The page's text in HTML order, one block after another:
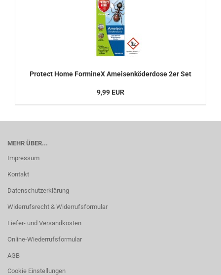
Protect Home FormineX Ameisenköderdose 2er Set
9,99 EUR
MEHR ÜBER...
Impressum
Kontakt
Datenschutzerklärung
Widerrufsrecht & Widerrufsformular
Liefer- und Versandkosten
Online-Wiederrufsformular
AGB
Cookie Einstellungen